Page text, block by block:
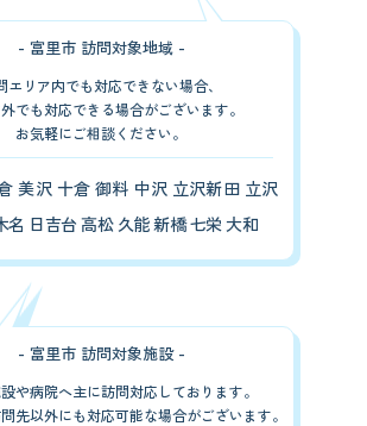
- 富里市 訪問対象地域 -
エリア内でも対応できない場合、
でも対応できる場合がございます。
お気軽にご相談ください。
美沢 十倉 御料 中沢 立沢新田 立沢
名 日吉台 高松 久能 新橋 七栄 大和
- 富里市 訪問対象施設 -
や病院へ主に訪問対応しております。
先以外にも対応可能な場合がございます。